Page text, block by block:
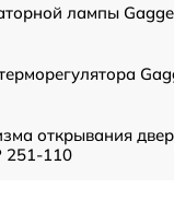
лампы
открывания
251-110